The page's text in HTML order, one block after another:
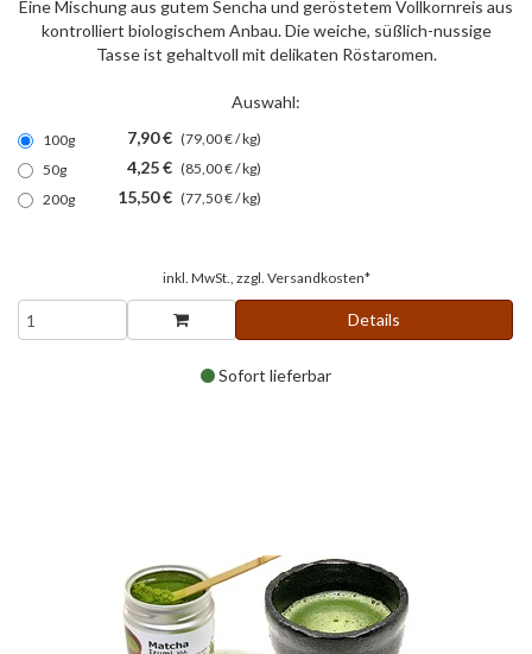
Eine Mischung aus gutem Sencha und geröstetem Vollkornreis aus
kontrolliert biologischem Anbau. Die weiche, süßlich-nussige
Tasse ist gehaltvoll mit delikaten Röstaromen.
Auswahl:
100g 7,90 € (79,00 € / kg)
50g
4,25 € (85,00 € / kg)
200g
15,50 € (77,50 € / kg)
inkl. MwSt., zzgl. Versandkosten*
Details
Sofort lieferbar